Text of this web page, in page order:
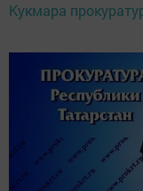
Кукмара